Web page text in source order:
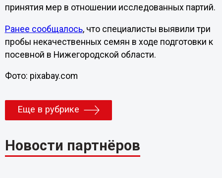
принятия мер в отношении исследованных партий.
Ранее сообщалось, что специалисты выявили три
пробы некачественных семян в ходе подготовки к
посевной в Нижегородской области.
Фото: pixabay.com
Еще в рубрике
Новости партнёров